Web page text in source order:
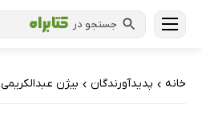
جستجو در
خانه › پدیدآورندگان › بیژن عبدالکریمی